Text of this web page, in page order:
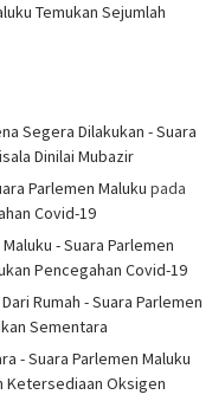
Temukan Sejumlah
Segera Dilakukan - Suara
Dinilai Mubazir
Parlemen Maluku pada
Covid-19
- Suara Parlemen
Pencegahan Covid-19
Rumah - Suara Parlemen
Sementara
- Suara Parlemen Maluku
Ketersediaan Oksigen